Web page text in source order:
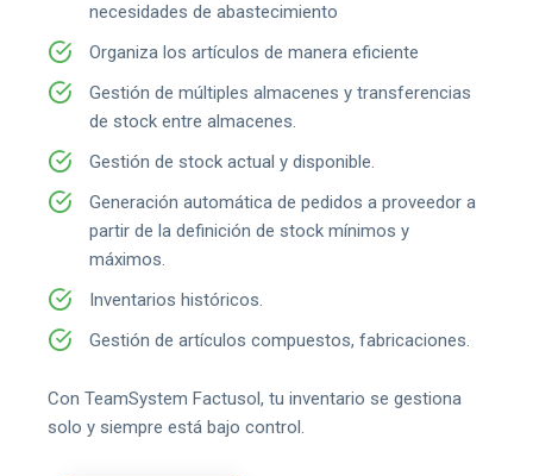
necesidades de abastecimiento
Organiza los artículos de manera eficiente
Gestión de múltiples almacenes y transferencias
de stock entre almacenes.
Gestión de stock actual y disponible.
Generación automática de pedidos a proveedor a
partir de la definición de stock mínimos y
máximos.
Inventarios históricos.
Gestión de artículos compuestos, fabricaciones.
Con TeamSystem Factusol, tu inventario se gestiona
solo y siempre está bajo control.